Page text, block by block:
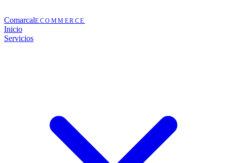
ComarcalECOMMERCE
Inicio
Servicios